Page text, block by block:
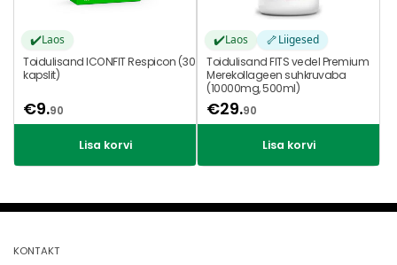
✔️Laos
Toidulisand ICONFIT Respicon (30
kapslit)
€9.90
Lisa korvi
✔️Laos 🦴Liigesed
Toidulisand FITS vedel Premium
Merekollageen suhkruvaba
(10000mg, 500ml)
€29.90
Lisa korvi
KONTAKT